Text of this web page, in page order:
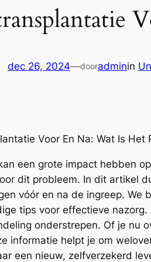
dec 26, 2024—dooradminin
Voor En Na: Wat Is Het
een grote impact hebben
dit probleem. In dit artikel
vóór en na de ingreep. We
tips voor effectieve
onderstrepen. Of je nu
informatie helpt je om
een nieuw, zelfverzekerd